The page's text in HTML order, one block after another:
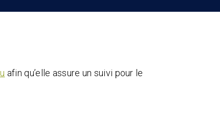
afin qu’elle assure un suivi pour le